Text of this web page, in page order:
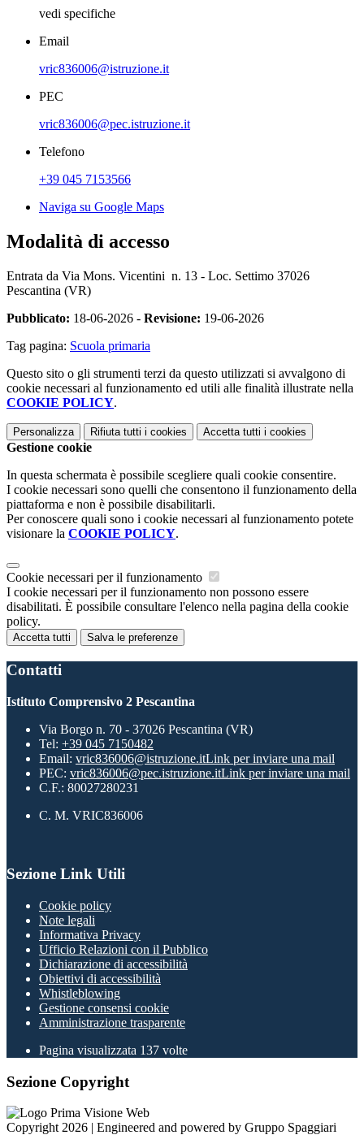
vedi specifiche
Email
vric836006@istruzione.it
PEC
vric836006@pec.istruzione.it
Telefono
+39 045 7153566
Naviga su Google Maps
Modalità di accesso
Entrata da Via Mons. Vicentini n. 13 - Loc. Settimo 37026
Pescantina (VR)
Pubblicato: 18-06-2026 - Revisione: 19-06-2026
Tag pagina: Scuola primaria
Questo sito o gli strumenti terzi da questo utilizzati si avvalgono di
cookie necessari al funzionamento ed utili alle finalità illustrate nella
COOKIE POLICY.
Personalizza Rifiuta tutti i cookies Accetta tutti i cookies
Gestione cookie
In questa schermata è possibile scegliere quali cookie consentire.
I cookie necessari sono quelli che consentono il funzionamento della
piattaforma e non è possibile disabilitarli.
Per conoscere quali sono i cookie necessari al funzionamento potete
visionare la COOKIE POLICY.
Cookie necessari per il funzionamento
I cookie necessari per il funzionamento non possono essere
disabilitati. È possibile consultare l'elenco nella pagina della cookie
policy.
Accetta tutti Salva le preferenze
Contatti
Istituto Comprensivo 2 Pescantina
Via Borgo n. 70 - 37026 Pescantina (VR)
Tel: +39 045 7150482
Email: vric836006@istruzione.itLink per inviare una mail
PEC: vric836006@pec.istruzione.itLink per inviare una mail
C.F.: 80027280231
C. M. VRIC836006
Sezione Link Utili
Cookie policy
Note legali
Informativa Privacy
Ufficio Relazioni con il Pubblico
Dichiarazione di accessibilità
Obiettivi di accessibilità
Whistleblowing
Gestione consensi cookie
Amministrazione trasparente
Pagina visualizzata 137 volte
Sezione Copyright
Copyright 2026 | Engineered and powered by Gruppo Spaggiari